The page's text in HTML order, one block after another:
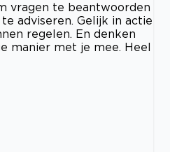
vragen te beantwoorden
adviseren. Gelijk in actie
regelen. En denken
manier met je mee. Heel